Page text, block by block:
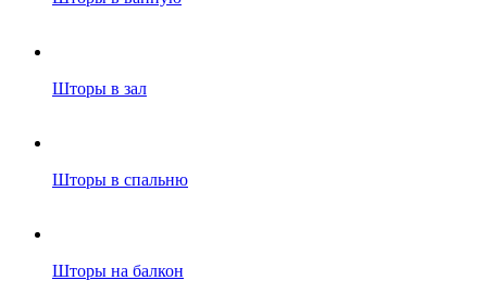
Шторы в зал
Шторы в спальню
Шторы на балкон